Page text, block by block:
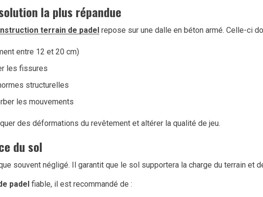
la plus répandue
terrain de padel repose sur une dalle en béton armé. Celle-ci
entre 12 et 20 cm)
les fissures
structurelles
les mouvements
des déformations du revêtement et altérer la qualité de jeu.
du sol
souvent négligé. Il garantit que le sol supportera la charge du terrain et
padel fiable, il est recommandé de :